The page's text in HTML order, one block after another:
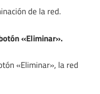
de la red.
«Eliminar».
«Eliminar», la red